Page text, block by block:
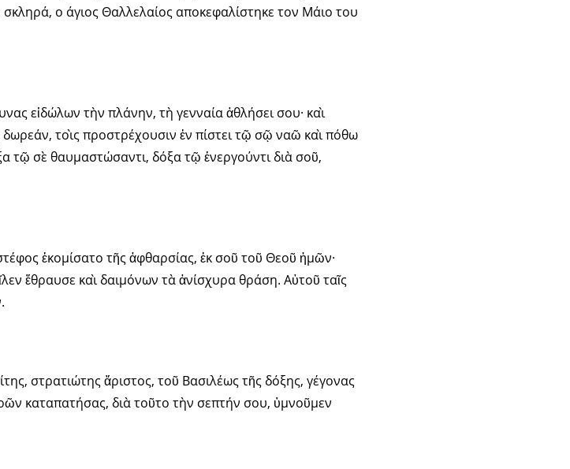
ο άγιος Θαλλελαίος αποκεφαλίστηκε τον Μάιο του
εἰδώλων τὴν πλάνην, τὴ γενναία ἀθλήσει σου· καὶ
τοὶς προστρέχουσιν ἐν πίστει τῷ σῷ ναῶ καὶ πόθω
τῷ σὲ θαυμαστώσαντι, δόξα τῷ ἐνεργούντι διὰ σοῦ,
ἐκομίσατο τῆς ἀφθαρσίας, ἐκ σοῦ τοῦ Θεοῦ ἡμῶν·
ἔθραυσε καὶ δαιμόνων τὰ ἀνίσχυρα θράση. Αὐτοῦ ταῖς
στρατιώτης ἄριστος, τοῦ Βασιλέως τῆς δόξης, γέγονας
καταπατήσας, διὰ τοῦτο τὴν σεπτήν σου, ὑμνοῦμεν